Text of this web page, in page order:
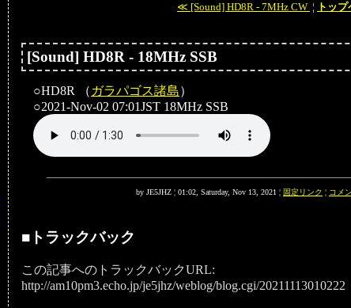
≪ [Sound] HD8R - 7MHz CW ¦ トッ
[Sound] HD8R - 18MHz SSB
○HD8R （ ガラパゴス諸島）
○2021-Nov-02 07:01JST 18MHz SSB
by JE5JHZ ¦ 01:02, Saturday, Nov 13, 2021 ¦ 固定リンク ¦ コメ
■トラックバック
この記事へのトラックバックURL:
http://am10pm3.echo.jp/je5jhz/weblog/blog.cgi/20211113010222